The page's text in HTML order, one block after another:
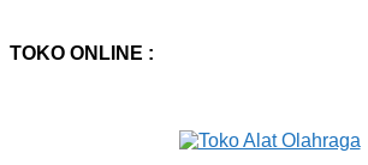
TOKO ONLINE :